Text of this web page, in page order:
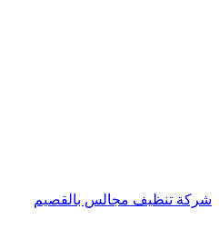
شركة تنظيف مجالس بالقصيم